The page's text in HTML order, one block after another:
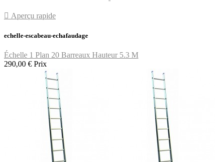
 Aperçu rapide
echelle-escabeau-echafaudage
Échelle 1 Plan 20 Barreaux Hauteur 5.3 M
290,00 € Prix